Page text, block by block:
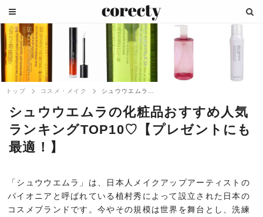
トップ コスメ・メイク
シュウウエムラの化粧品おすすめ人気
ランキングTOP10♡【プレゼントにも
最適！】
「シュウウエムラ」は、日本人メイクアップアーティストの
パイオニアと呼ばれている植村秀によって設立された日本の
コスメブランドです。今やその規模は世界を舞台とし、洗練